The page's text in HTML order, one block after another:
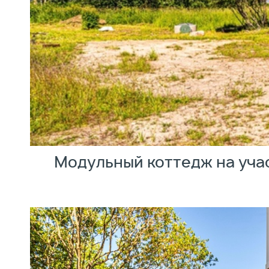
Модульный коттедж на